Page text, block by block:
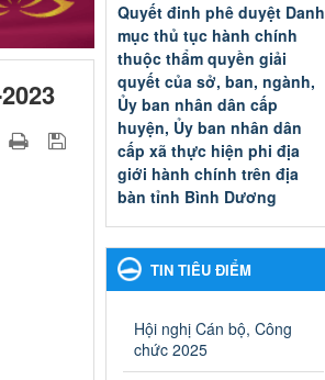
Quyết đinh phê duyệt Danh
mục thủ tục hành chính
thuộc thẩm quyền giải
quyết của sở, ban, ngành,
Ủy ban nhân dân cấp
huyện, Ủy ban nhân dân
cấp xã thực hiện phi địa
giới hành chính trên địa
bàn tỉnh Bình Dương
thẩm quyền giải quyết của sở,
ban, ngành, Ủy ban nhân dân
cấp xã thực hiện phi địa giới
hành chính trên địa bàn tỉnh
TIN TIÊU ĐIỂM
Hội nghị Cán bộ, Công
chức 2025